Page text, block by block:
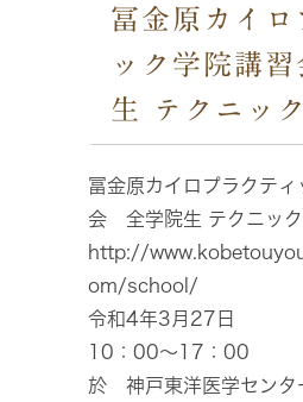
冨金原カイロ
ック学院講
生 テクニッ
冨金原カイロプラクティ
会 全学院生 テクニッ
http://
om/school/
令和4年3月27日
10：00～17：00
於 神戸東洋医学センタ